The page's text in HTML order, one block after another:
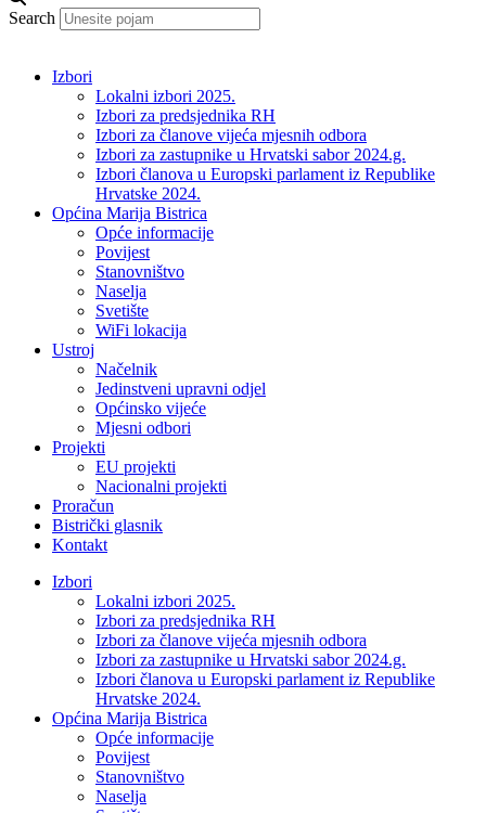
Search
Izbori
Lokalni izbori 2025.
Izbori za predsjednika RH
Izbori za članove vijeća mjesnih odbora
Izbori za zastupnike u Hrvatski sabor 2024.g.
Izbori članova u Europski parlament iz Republike
Hrvatske 2024.
Općina Marija Bistrica
Opće informacije
Povijest
Stanovništvo
Naselja
Svetište
WiFi lokacija
Ustroj
Načelnik
Jedinstveni upravni odjel
Općinsko vijeće
Mjesni odbori
Projekti
EU projekti
Nacionalni projekti
Proračun
Bistrički glasnik
Kontakt
Izbori
Lokalni izbori 2025.
Izbori za predsjednika RH
Izbori za članove vijeća mjesnih odbora
Izbori za zastupnike u Hrvatski sabor 2024.g.
Izbori članova u Europski parlament iz Republike
Hrvatske 2024.
Općina Marija Bistrica
Opće informacije
Povijest
Stanovništvo
Naselja